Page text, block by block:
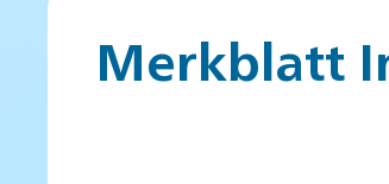
Merkblatt